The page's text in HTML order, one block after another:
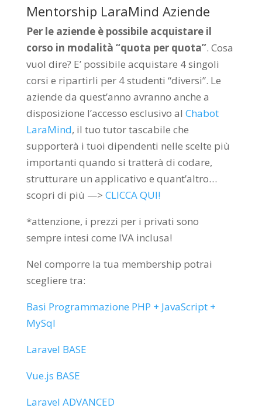
Mentorship LaraMind Aziende
Per le aziende è possibile acquistare il
corso in modalità “quota per quota”. Cosa
vuol dire? E’ possibile acquistare 4 singoli
corsi e ripartirli per 4 studenti “diversi”. Le
aziende da quest’anno avranno anche a
disposizione l’accesso esclusivo al Chabot
LaraMind, il tuo tutor tascabile che
supporterà i tuoi dipendenti nelle scelte più
importanti quando si tratterà di codare,
strutturare un applicativo e quant’altro…
scopri di più —> CLICCA QUI!
*attenzione, i prezzi per i privati sono
sempre intesi come IVA inclusa!
Nel comporre la tua membership potrai
scegliere tra:
Basi Programmazione PHP + JavaScript +
MySql
Laravel BASE
Vue.js BASE
Laravel ADVANCED